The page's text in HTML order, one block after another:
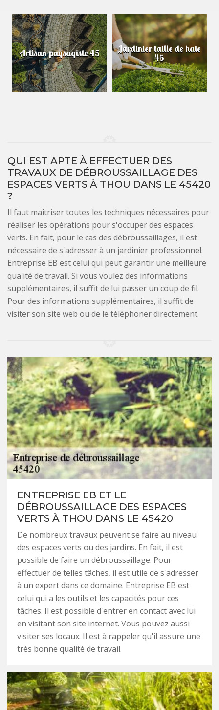
Artisan paysagiste 45 Jardinier taille de haie
45
QUI EST APTE À EFFECTUER DES
TRAVAUX DE DÉBROUSSAILLAGE DES
ESPACES VERTS À THOU DANS LE 45420
?
Il faut maîtriser toutes les techniques nécessaires pour
réaliser les opérations pour s'occuper des espaces
verts. En fait, pour le cas des débroussaillages, il est
nécessaire de s'adresser à un jardinier professionnel.
Entreprise EB est celui qui peut garantir une meilleure
qualité de travail. Si vous voulez des informations
supplémentaires, il suffit de lui passer un coup de fil.
Pour des informations supplémentaires, il suffit de
visiter son site web ou de le téléphoner directement.
ENTREPRISE EB ET LE
DÉBROUSSAILLAGE DES ESPACES
VERTS À THOU DANS LE 45420
De nombreux travaux peuvent se faire au niveau
des espaces verts ou des jardins. En fait, il est
possible de faire un débroussaillage. Pour
effectuer de telles tâches, il est utile de s'adresser
à un expert dans ce domaine. Entreprise EB est
celui qui a les outils et les capacités pour ces
tâches. Il est possible d'entrer en contact avec lui
en visitant son site internet. Vous pouvez aussi
visiter ses locaux. Il est à rappeler qu'il assure une
très bonne qualité de travail.